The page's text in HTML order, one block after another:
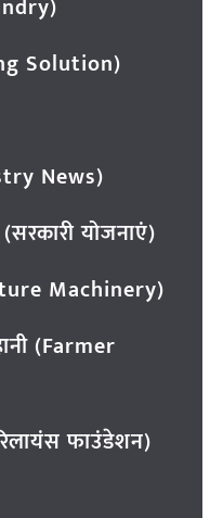
Solution)
News)
योजनाएं)
Machinery)
(Farmer
फाउंडेशन)